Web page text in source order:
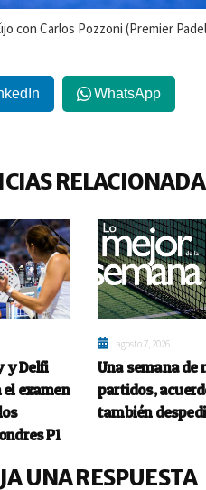
con Carlos Pozzoni (Premier
WhatsApp
y Delfi
examen
P1
agosto 7, 2026
Una semana de
partidos,
también
UNA RESPUESTA